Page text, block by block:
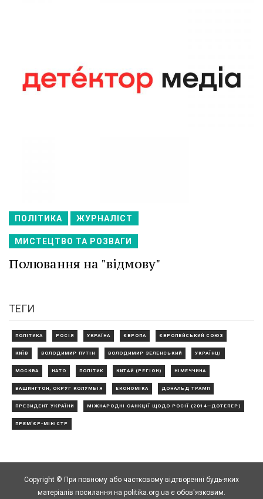
ПОЛІТИКА ЖУРНАЛІСТ
МИСТЕЦТВО ТА РОЗВАГИ
Полювання на "відмову"
ТЕГИ
ПОЛІТИКА РОСІЯ УКРАЇНА ЄВРОПА ЄВРОПЕЙСЬКИЙ СОЮЗ
КИЇВ ВОЛОДИМИР ПУТІН ВОЛОДИМИР ЗЕЛЕНСЬКИЙ УКРАЇНЦІ
МОСКВА НАТО ПОЛІТИК КИТАЙ (РЕГІОН) НІМЕЧЧИНА
ВАШИНГТОН, ОКРУГ КОЛУМБІЯ ЕКОНОМІКА ДОНАЛЬД ТРАМП
ПРЕЗИДЕНТ УКРАЇНИ МІЖНАРОДНІ САНКЦІЇ ЩОДО РОСІЇ (2014—ДОТЕПЕР)
ПРЕМ'ЄР-МІНІСТР
Copyright © При повному або частковому відтворенні будь-яких
матеріалів посилання на politika.org.ua є обов'язковим.